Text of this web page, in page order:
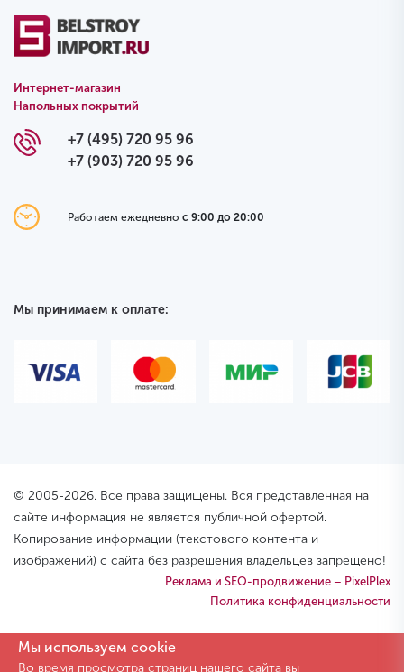
Интернет-магазин
Напольных покрытий
+7 (495) 720 95 96
+7 (903) 720 95 96
Работаем ежедневно с 9:00 до 20:00
Мы принимаем к оплате:
© 2005-2026. Все права защищены. Вся представленная на
сайте информация не является публичной офертой.
Копирование информации (текстового контента и
изображений) с сайта без разрешения владельцев запрещено!
Реклама и SEO-продвижение – PixelPlex
Политика конфиденциальности
Мы используем cookie
Во время просмотра страниц нашего сайта вы